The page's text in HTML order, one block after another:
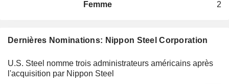
Dernières Nominations: Nippon Steel Corporation
U.S. Steel nomme trois administrateurs américains après
l'acquisition par Nippon Steel
Femme 2